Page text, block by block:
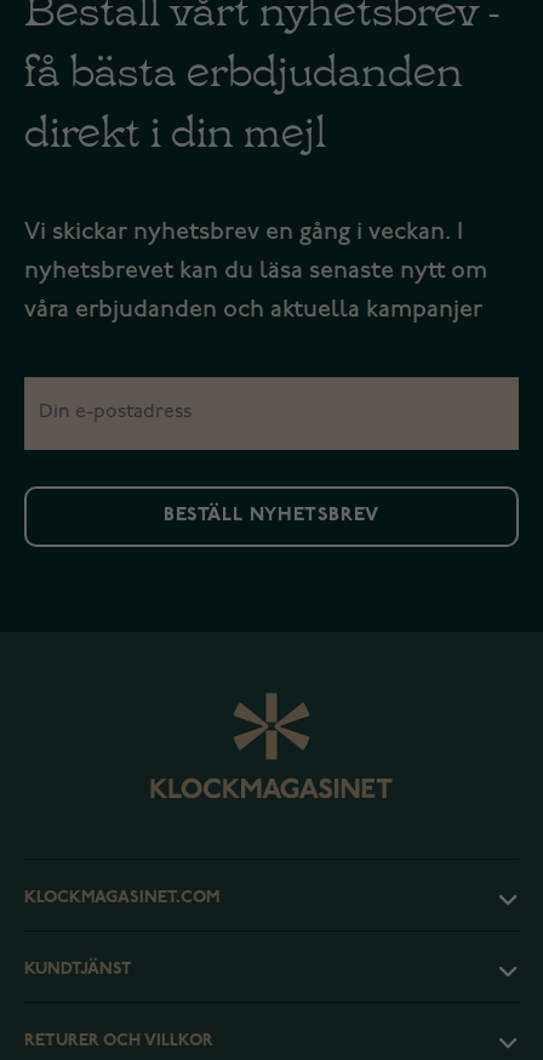
få bästa erbdjudanden
direkt i din mejl
Vi skickar nyhetsbrev en gång i veckan. I
nyhetsbrevet kan du läsa senaste nytt om
våra erbjudanden och aktuella kampanjer
BESTÄLL NYHETSBREV
KLOCKMAGASINET.COM
KUNDTJÄNST
RETURER OCH VILLKOR